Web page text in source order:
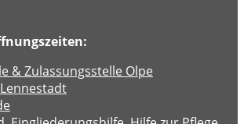
& Zulassungsstelle Olpe